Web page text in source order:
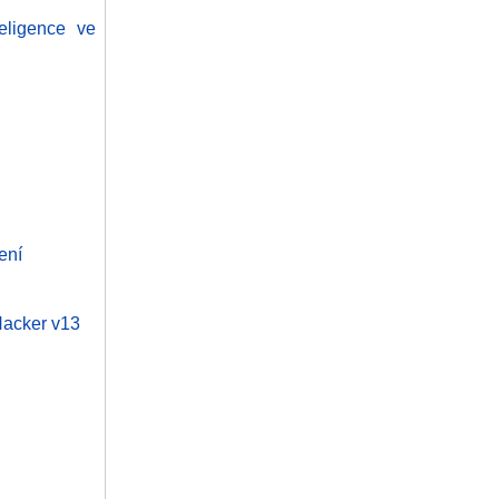
ve
v13